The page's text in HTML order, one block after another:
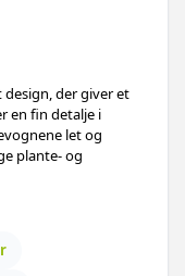
der giver et
en fin detalje i
let og
plante- og